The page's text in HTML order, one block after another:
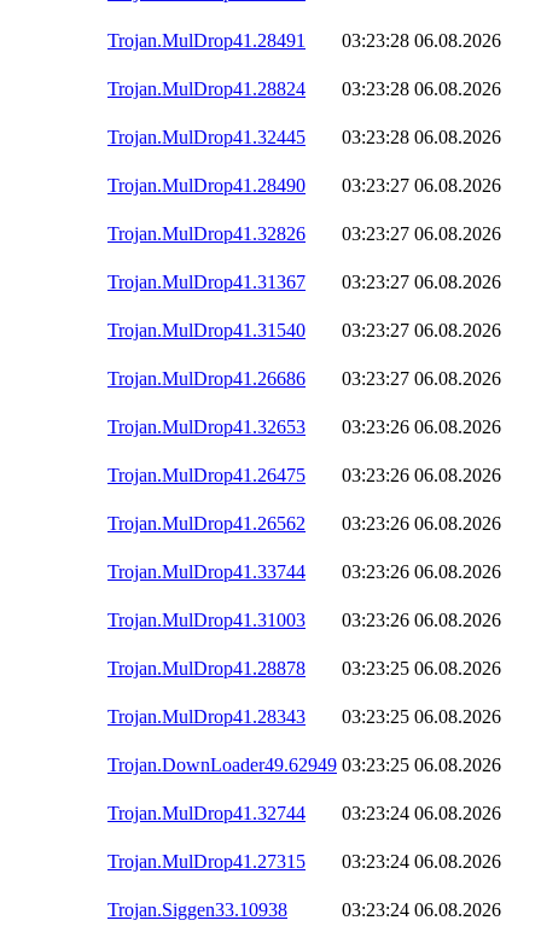
Trojan.MulDrop41.28491 03:23:28 06.08.2026
Trojan.MulDrop41.28824 03:23:28 06.08.2026
Trojan.MulDrop41.32445 03:23:28 06.08.2026
Trojan.MulDrop41.28490 03:23:27 06.08.2026
Trojan.MulDrop41.32826 03:23:27 06.08.2026
Trojan.MulDrop41.31367 03:23:27 06.08.2026
Trojan.MulDrop41.31540 03:23:27 06.08.2026
Trojan.MulDrop41.26686 03:23:27 06.08.2026
Trojan.MulDrop41.32653 03:23:26 06.08.2026
Trojan.MulDrop41.26475 03:23:26 06.08.2026
Trojan.MulDrop41.26562 03:23:26 06.08.2026
Trojan.MulDrop41.33744 03:23:26 06.08.2026
Trojan.MulDrop41.31003 03:23:26 06.08.2026
Trojan.MulDrop41.28878 03:23:25 06.08.2026
Trojan.MulDrop41.28343 03:23:25 06.08.2026
Trojan.DownLoader49.62949 03:23:25 06.08.2026
Trojan.MulDrop41.32744 03:23:24 06.08.2026
Trojan.MulDrop41.27315 03:23:24 06.08.2026
Trojan.Siggen33.10938 03:23:24 06.08.2026